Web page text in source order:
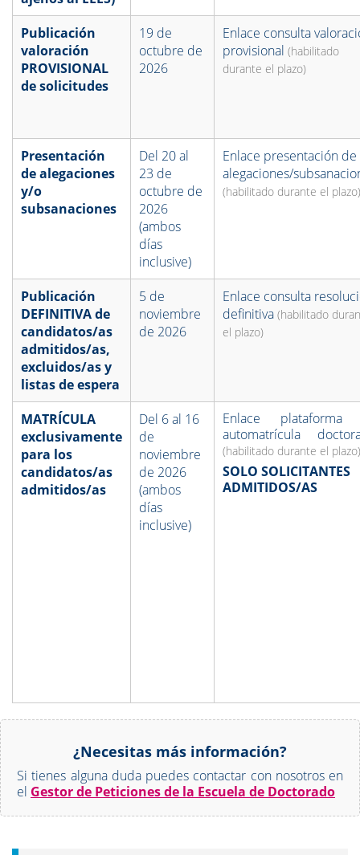
Publicación
valoración
PROVISIONAL
de solicitudes
19 de
octubre de
2026
Enlace consulta
provisional (habilitado
durante el plazo)
Presentación
de alegaciones
y/o
subsanaciones
Del 20 al
23 de
octubre de
2026
(ambos
días
inclusive)
Enlace presentación de
alegaciones/
(habilitado durante el plazo)
Publicación
DEFINITIVA de
candidatos/as
admitidos/as,
excluidos/as y
listas de espera
5 de
noviembre
de 2026
Enlace consulta
definitiva (habilitado
el plazo)
MATRÍCULA
exclusivamente
para los
candidatos/as
admitidos/as
Del 6 al 16
de
noviembre
de 2026
(ambos
días
inclusive)
Enlace plataforma
automatrícula
(habilitado durante el plazo)
SOLO SOLICITANTES
ADMITIDOS/AS
¿Necesitas más información?
Si tienes alguna duda puedes contactar con nosotros en
el Gestor de Peticiones de la Escuela de Doctorado